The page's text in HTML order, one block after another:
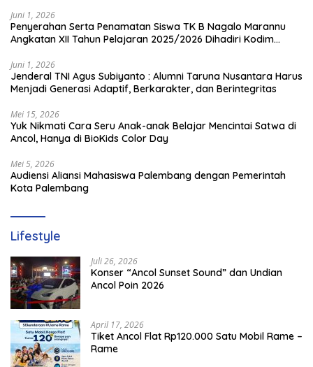
Juni 1, 2026
Penyerahan Serta Penamatan Siswa TK B Nagalo Marannu
Angkatan XII Tahun Pelajaran 2025/2026 Dihadiri Kodim
Juni 1, 2026
Jenderal TNI Agus Subiyanto : Alumni Taruna Nusantara Harus
Menjadi Generasi Adaptif, Berkarakter, dan Berintegritas
Mei 15, 2026
Yuk Nikmati Cara Seru Anak-anak Belajar Mencintai Satwa di
Ancol, Hanya di BioKids Color Day
Mei 5, 2026
Audiensi Aliansi Mahasiswa Palembang dengan Pemerintah
Kota Palembang
Lifestyle
Juli 26, 2026
Konser “Ancol Sunset Sound” dan Undian
Ancol Poin 2026
April 17, 2026
Tiket Ancol Flat Rp120.000 Satu Mobil Rame –
Rame